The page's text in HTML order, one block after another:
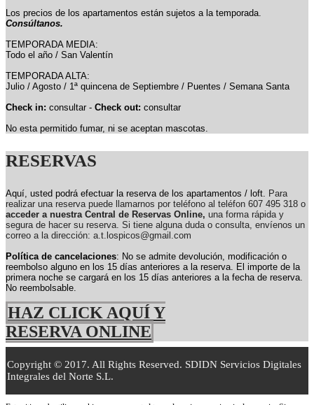
Los precios de los apartamentos están sujetos a la temporada.
Consúltanos.
TEMPORADA MEDIA:
Todo el año / San Valentín
TEMPORADA ALTA:
Julio / Agosto / 1ª quincena de Septiembre / Puentes / Semana Santa
Check in: consultar - Check out: consultar
No esta permitido fumar, ni se aceptan mascotas.
RESERVAS
Aquí, usted podrá efectuar la reserva de los apartamentos / loft.
Para
realizar una reserva puede llamarnos por teléfono al teléfon 607 495 318 o
acceder a nuestra Central de Reservas Online, una forma rápida y
segura de hacer su reserva. Si tiene alguna duda o consulta, envíenos un
correo a la dirección: a.t.lospicos@gmail.com
Política de cancelaciones: No se admite devolución, modificación o
reembolso alguno en los 15 días anteriores a la reserva.
El importe de la
primera noche se cargará en los 15 días anteriores a la fecha de reserva.
No reembolsable.
HAZ CLICK AQUÍ Y
RESERVA ONLINE
Copyright © 2017. All Rights Reserved. SDIDN Servicios Digitales
Integrales del Norte S.L.